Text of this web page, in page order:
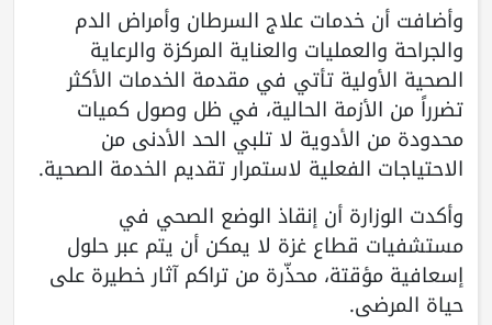
وأضافت أن خدمات علاج السرطان وأمراض الدم
والجراحة والعمليات والعناية المركزة والرعاية
الصحية الأولية تأتي في مقدمة الخدمات الأكثر
تضرراً من الأزمة الحالية، في ظل وصول كميات
محدودة من الأدوية لا تلبي الحد الأدنى من
الاحتياجات الفعلية لاستمرار تقديم الخدمة الصحية.
وأكدت الوزارة أن إنقاذ الوضع الصحي في
مستشفيات قطاع غزة لا يمكن أن يتم عبر حلول
إسعافية مؤقتة، محذّرة من تراكم آثار خطيرة على
حياة المرضى.